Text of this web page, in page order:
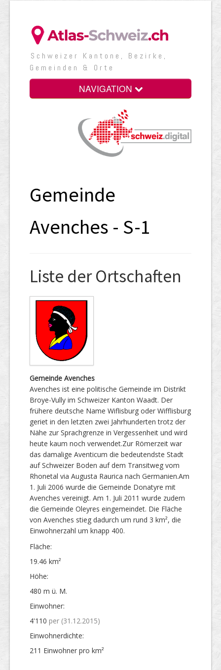
Schweizer Kantone, Bezirke,
Gemeinden & Orte
NAVIGATION
Gemeinde
Avenches - S-1
Liste der Ortschaften
Gemeinde Avenches
Avenches ist eine politische Gemeinde im Distrikt
Broye-Vully im Schweizer Kanton Waadt. Der
frühere deutsche Name Wiflisburg oder Wifflisburg
geriet in den letzten zwei Jahrhunderten trotz der
Nähe zur Sprachgrenze in Vergessenheit und wird
heute kaum noch verwendet.Zur Römerzeit war
das damalige Aventicum die bedeutendste Stadt
auf Schweizer Boden auf dem Transitweg vom
Rhonetal via Augusta Raurica nach Germanien.Am
1. Juli 2006 wurde die Gemeinde Donatyre mit
Avenches vereinigt. Am 1. Juli 2011 wurde zudem
die Gemeinde Oleyres eingemeindet. Die Fläche
von Avenches stieg dadurch um rund 3 km², die
Einwohnerzahl um knapp 400.
Fläche:
19.46 km²
Höhe:
480 m ü. M.
Einwohner:
4'110 per (31.12.2015)
Einwohner­dichte:
211 Einwohner pro km²